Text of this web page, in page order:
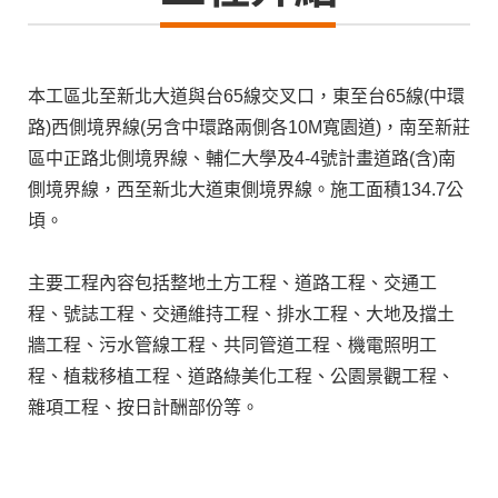
本工區北至新北大道與台65線交叉口，東至台65線(中環
路)西側境界線(另含中環路兩側各10M寬園道)，南至新莊
區中正路北側境界線、輔仁大學及4-4號計畫道路(含)南
側境界線，西至新北大道東側境界線。施工面積134.7公
頃。
主要工程內容包括整地土方工程、道路工程、交通工
程、號誌工程、交通維持工程、排水工程、大地及擋土
牆工程、污水管線工程、共同管道工程、機電照明工
程、植栽移植工程、道路綠美化工程、公園景觀工程、
雜項工程、按日計酬部份等。